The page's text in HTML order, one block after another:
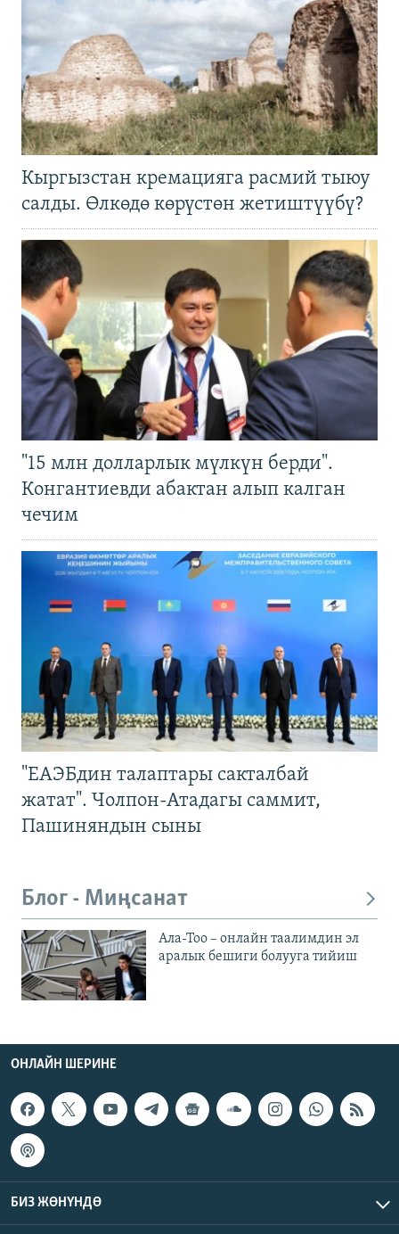
Кыргызстан кремацияга расмий тыюу
салды. Өлкөдө көрүстөн жетиштүүбү?
"15 млн долларлык мүлкүн берди".
Конгантиевди абактан алып калган
чечим
"ЕАЭБдин талаптары сакталбай
жатат". Чолпон-Атадагы саммит,
Пашиняндын сыны
Блог - Миңсанат
Ала-Тоо – онлайн таалимдин эл
аралык бешиги болууга тийиш
ОНЛАЙН ШЕРИНЕ
БИЗ ЖӨНҮНДӨ